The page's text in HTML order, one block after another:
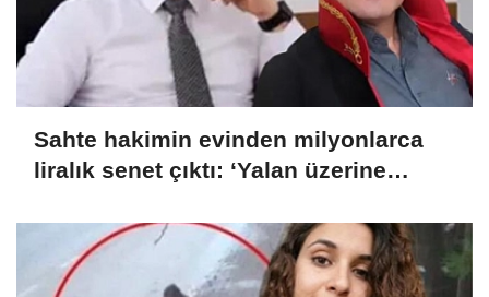
Sahte hakimin evinden milyonlarca
liralık senet çıktı: ‘Yalan üzerine